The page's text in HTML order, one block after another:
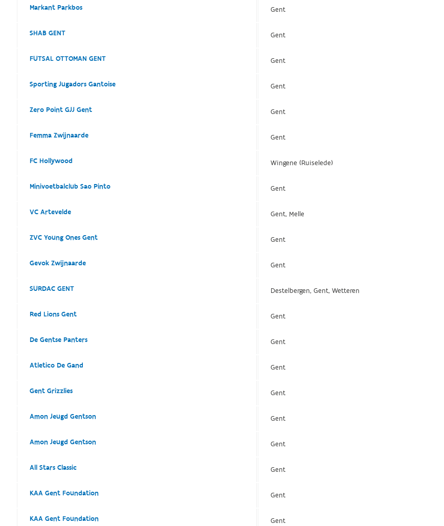
Markant Parkbos Gent
SHAB GENT Gent
FUTSAL OTTOMAN GENT Gent
Sporting Jugadors Gantoise Gent
Zero Point GJJ Gent Gent
Femma Zwijnaarde Gent
FC Hollywood Wingene (Ruiselede)
Minivoetbalclub Sao Pinto Gent
VC Artevelde Gent, Melle
ZVC Young Ones Gent Gent
Gevok Zwijnaarde Gent
SURDAC GENT Destelbergen, Gent, Wetteren
Red Lions Gent Gent
De Gentse Panters Gent
Atletico De Gand Gent
Gent Grizzlies Gent
Amon Jeugd Gentson Gent
Amon Jeugd Gentson Gent
All Stars Classic Gent
KAA Gent Foundation Gent
KAA Gent Foundation Gent